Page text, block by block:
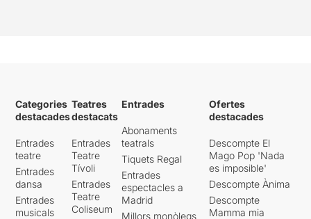
Categories
destacades
Entrades
teatre
Entrades
dansa
Entrades
musicals
Teatres
destacats
Entrades
Teatre
Tívoli
Entrades
Teatre
Coliseum
Entrades
Abonaments
teatrals
Tiquets Regal
Entrades
espectacles a
Madrid
Millors monòlegs
Ofertes
destacades
Descompte El
Mago Pop 'Nada
es imposible'
Descompte Ànima
Descompte
Mamma mia